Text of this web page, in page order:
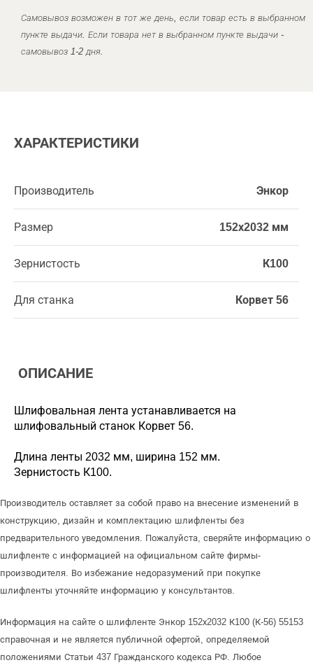
Самовывоз возможен в тот же день, если товар есть в выбранном
пункте выдачи. Если товара нет в выбранном пункте выдачи -
самовывоз 1-2 дня.
ХАРАКТЕРИСТИКИ
Производитель Энкор
Размер 152х2032 мм
Зернистость К100
Для станка Корвет 56
ОПИСАНИЕ
Шлифовальная лента устанавливается на
шлифовальный станок Корвет 56.
Длина ленты 2032 мм, ширина 152 мм.
Зернистость К100.
Производитель оставляет за собой право на внесение изменений в
конструкцию, дизайн и комплектацию шлифленты без
предварительного уведомления. Пожалуйста, сверяйте информацию о
шлифленте с информацией на официальном сайте фирмы-
производителя. Во избежание недоразумений при покупке
шлифленты уточняйте информацию у консультантов.
Информация на сайте о шлифленте Энкор 152х2032 К100 (К-56) 55153
справочная и не является публичной офертой, определяемой
положениями Статьи 437 Гражданского кодекса РФ. Любое